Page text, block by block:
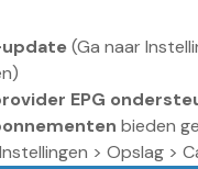
update (Ga naar
EPG
bieden
> Opslag >